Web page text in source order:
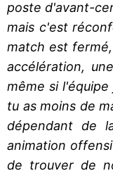
poste d'avant-
mais c'est
match est
accélération,
même si l'équipe
tu as moins de
dépendant de
animation
de trouver de